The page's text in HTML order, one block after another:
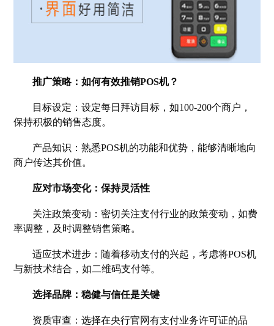
推广策略：如何有效推销POS机？
目标设定：设定每日拜访目标，如100-200个商户，
保持积极的销售态度。
产品知识：熟悉POS机的功能和优势，能够清晰地向
商户传达其价值。
应对市场变化：保持灵活性
关注政策变动：密切关注支付行业的政策变动，如费
率调整，及时调整销售策略。
适应技术进步：随着移动支付的兴起，考虑将POS机
与新技术结合，如二维码支付等。
选择品牌：稳健与信任是关键
资质审查：选择在央行官网有支付业务许可证的品